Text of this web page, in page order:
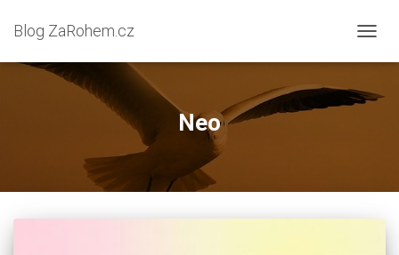
Blog ZaRohem.cz
Neo